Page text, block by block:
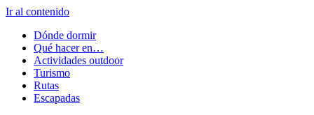
Ir al contenido
Dónde dormir
Qué hacer en…
Actividades outdoor
Turismo
Rutas
Escapadas